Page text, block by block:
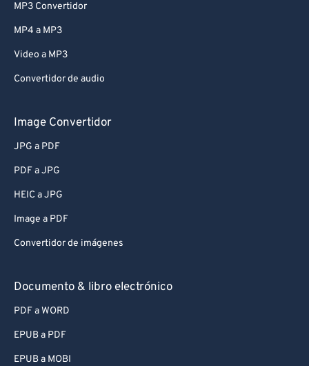
MP3 Convertidor
MP4 a MP3
Video a MP3
Convertidor de audio
Image Convertidor
JPG a PDF
PDF a JPG
HEIC a JPG
Image a PDF
Convertidor de imágenes
Documento & libro electrónico
PDF a WORD
EPUB a PDF
EPUB a MOBI